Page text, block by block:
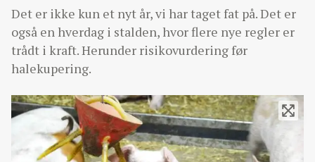
Det er ikke kun et nyt år, vi har taget fat på. Det er
også en hverdag i stalden, hvor flere nye regler er
trådt i kraft. Herunder risikovurdering før
halekupering.